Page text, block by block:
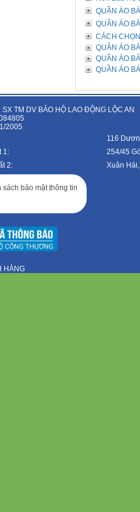
QUẦN ÁO
QUẦN ÁO
CÁCH
QUẦN ÁO
QUẦN ÁO
QUẦN ÁO
TM DV BẢO HỘ LAO ĐỘNG LỘC AN
2005
116
1:
254/45
2:
Xuân
sách bảo mật thông tin
HÀNG